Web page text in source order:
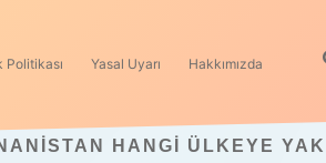
Politikası Yasal Uyarı Hakkımızda
HANGI ÜLKEYE